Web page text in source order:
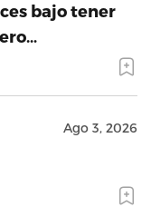
bajo tener
Ago 3, 2026